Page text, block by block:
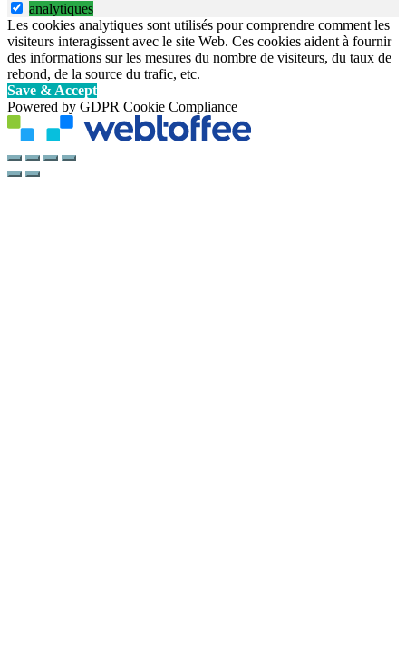
analytiques
Les cookies analytiques sont utilisés pour comprendre comment les
visiteurs interagissent avec le site Web. Ces cookies aident à fournir
des informations sur les mesures du nombre de visiteurs, du taux de
rebond, de la source du trafic, etc.
Save & Accept
Powered by GDPR Cookie Compliance